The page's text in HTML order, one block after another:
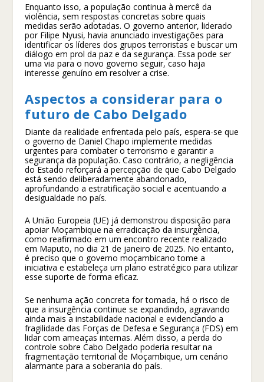
Enquanto isso, a população continua à mercê da
violência, sem respostas concretas sobre quais
medidas serão adotadas. O governo anterior, liderado
por Filipe Nyusi, havia anunciado investigações para
identificar os líderes dos grupos terroristas e buscar um
diálogo em prol da paz e da segurança. Essa pode ser
uma via para o novo governo seguir, caso haja
interesse genuíno em resolver a crise.
Aspectos a considerar para o
futuro de Cabo Delgado
Diante da realidade enfrentada pelo país, espera-se que
o governo de Daniel Chapo implemente medidas
urgentes para combater o terrorismo e garantir a
segurança da população. Caso contrário, a negligência
do Estado reforçará a percepção de que Cabo Delgado
está sendo deliberadamente abandonado,
aprofundando a estratificação social e acentuando a
desigualdade no país.
A União Europeia (UE) já demonstrou disposição para
apoiar Moçambique na erradicação da insurgência,
como reafirmado em um encontro recente realizado
em Maputo, no dia 21 de janeiro de 2025. No entanto,
é preciso que o governo moçambicano tome a
iniciativa e estabeleça um plano estratégico para utilizar
esse suporte de forma eficaz.
Se nenhuma ação concreta for tomada, há o risco de
que a insurgência continue se expandindo, agravando
ainda mais a instabilidade nacional e evidenciando a
fragilidade das Forças de Defesa e Segurança (FDS) em
lidar com ameaças internas. Além disso, a perda do
controle sobre Cabo Delgado poderia resultar na
fragmentação territorial de Moçambique, um cenário
alarmante para a soberania do país.